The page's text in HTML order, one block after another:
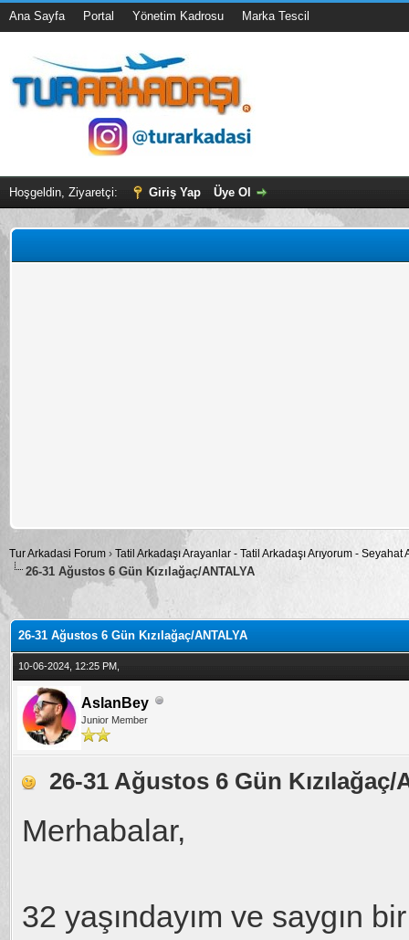
Ana Sayfa Portal Yönetim Kadrosu Marka Tescil
Hoşgeldin, Ziyaretçi: Giriş Yap Üye Ol
Tur Arkadasi Forum › Tatil Arkadaşı Arayanlar - Tatil Arkadaşı Arıyorum -
26-31 Ağustos 6 Gün Kızılağaç/ANTALYA
0
26-31 Ağustos 6 Gün Kızılağaç/ANTALYA
10-06-2024, 12:25 PM,
AslanBey
Junior Member
26-31 Ağustos 6 Gün Kızılağaç/
Merhabalar,
32 yaşındayım ve saygın